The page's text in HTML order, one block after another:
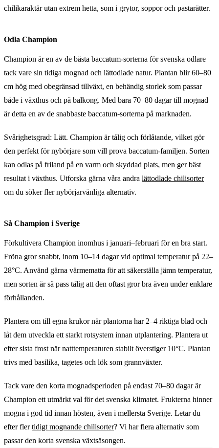
chilikaraktär utan extrem hetta, som i grytor, soppor och pastarätter.
Odla Champion
Champion är en av de bästa baccatum-sorterna för svenska odlare
tack vare sin tidiga mognad och lättodlade natur. Plantan blir 60–80
cm hög med obegränsad tillväxt, en behändig storlek som passar
både i växthus och på balkong. Med bara 70–80 dagar till mognad
är detta en av de snabbaste baccatum-sorterna på marknaden.
Svårighetsgrad: Lätt. Champion är tålig och förlåtande, vilket gör
den perfekt för nybörjare som vill prova baccatum-familjen. Sorten
kan odlas på friland på en varm och skyddad plats, men ger bäst
resultat i växthus. Utforska gärna våra andra lättodlade chilisorter
om du söker fler nybörjarvänliga alternativ.
Så Champion i Sverige
Förkultivera Champion inomhus i januari–februari för en bra start.
Fröna gror snabbt, inom 10–14 dagar vid optimal temperatur på 22–
28°C. Använd gärna värmematta för att säkerställa jämn temperatur,
men sorten är så pass tålig att den oftast gror bra även under enklare
förhållanden.
Plantera om till egna krukor när plantorna har 2–4 riktiga blad och
låt dem utveckla ett starkt rotsystem innan utplantering. Plantera ut
efter sista frost när natttemperaturen stabilt överstiger 10°C. Plantan
trivs med basilika, tagetes och lök som grannväxter.
Tack vare den korta mognadsperioden på endast 70–80 dagar är
Champion ett utmärkt val för det svenska klimatet. Frukterna hinner
mogna i god tid innan hösten, även i mellersta Sverige. Letar du
efter flertidigt mognande chilisorter? Vi har flera alternativ som
passar den korta svenska växtsäsongen.